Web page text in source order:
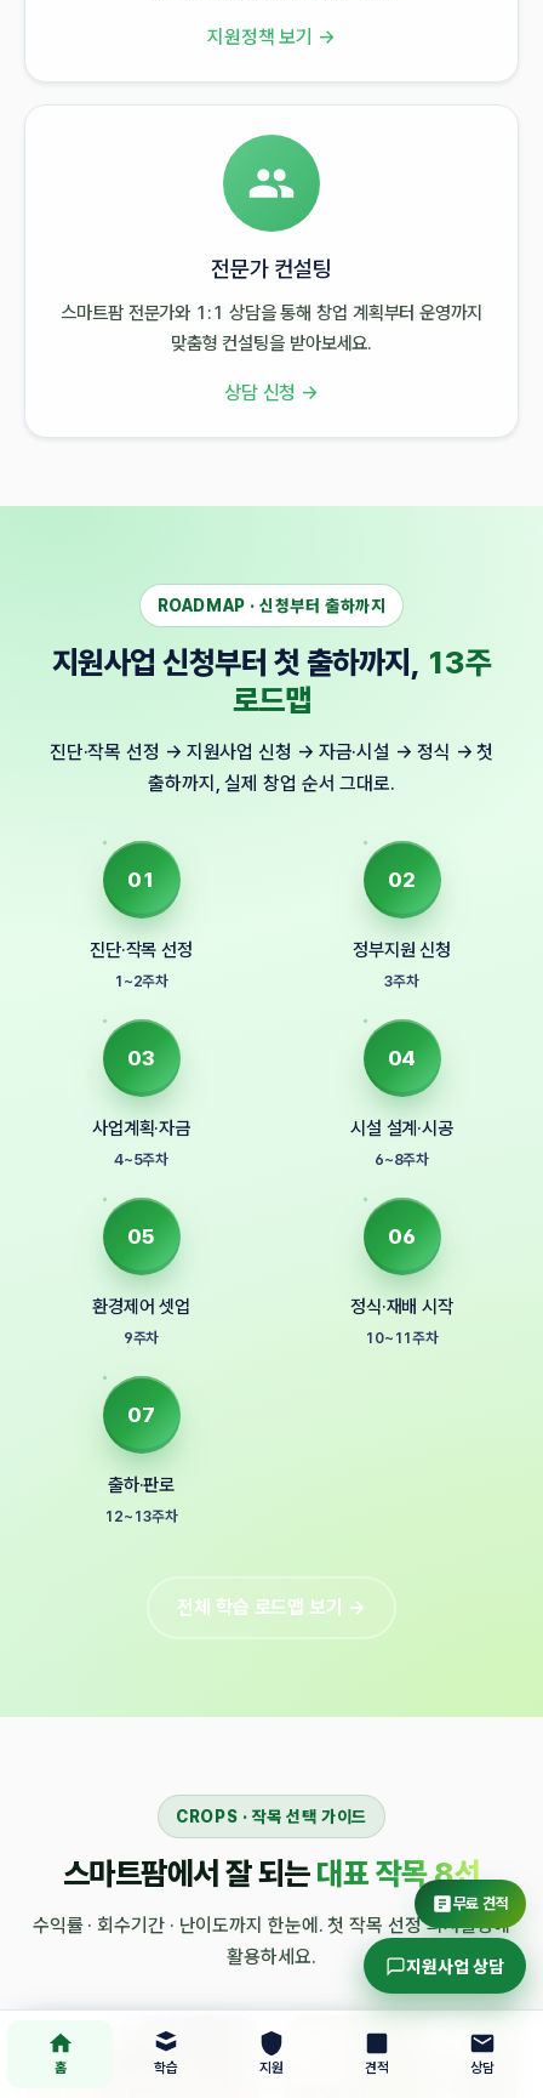
지원정책 보기 →
전문가 컨설팅
스마트팜 전문가와 1:1 상담을 통해 창업 계획부터 운영까지
맞춤형 컨설팅을 받아보세요.
상담 신청 →
ROADMAP · 신청부터 출하까지
지원사업 신청부터 첫 출하까지, 13주
로드맵
진단·작목 선정 → 지원사업 신청 → 자금·시설 → 정식 → 첫
출하까지, 실제 창업 순서 그대로.
01
진단·작목 선정
1~2주차
02
정부지원 신청
3주차
03
사업계획·자금
4~5주차
04
시설 설계·시공
6~8주차
05
환경제어 셋업
9주차
06
정식·재배 시작
10~11주차
07
출하·판로
12~13주차
전체 학습 로드맵 보기 →
CROPS · 작목 선택 가이드
스마트팜에서 잘 되는 대표 작목 8선
수익률 · 회수기간 · 난이도까지 한눈에. 첫 작목 선정 의사결정에
활용하세요.
무료 견적
홈 학습 지원 견적 상담
지원사업 상담